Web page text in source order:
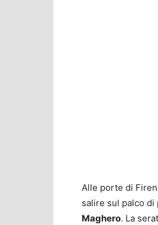
Alle porte di
salire sul palco di
Maghero. La